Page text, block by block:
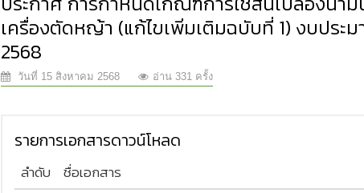
เครื่องตัดหญ้า (แก้ไขเพิ่มเติมฉบับที่ 1) งบประ
2568
วันที่ 15 สิงหาคม 2568 อ่าน 331 ครั้ง
รายการเอกสารดาวน์โหลด
ลำดับ ชื่อเอกสาร